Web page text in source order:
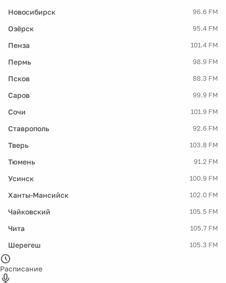
Новосибирск 96.6 FM
Озёрск 95.4 FM
Пенза 101.4 FM
Пермь 98.9 FM
Псков 88.3 FM
Саров 99.9 FM
Сочи 101.9 FM
Ставрополь 92.6 FM
Тверь 103.8 FM
Тюмень 91.2 FM
Усинск 100.9 FM
Ханты-Мансийск 102.0 FM
Чайковский 105.5 FM
Чита 105.7 FM
Шерегеш 105.3 FM
Расписание